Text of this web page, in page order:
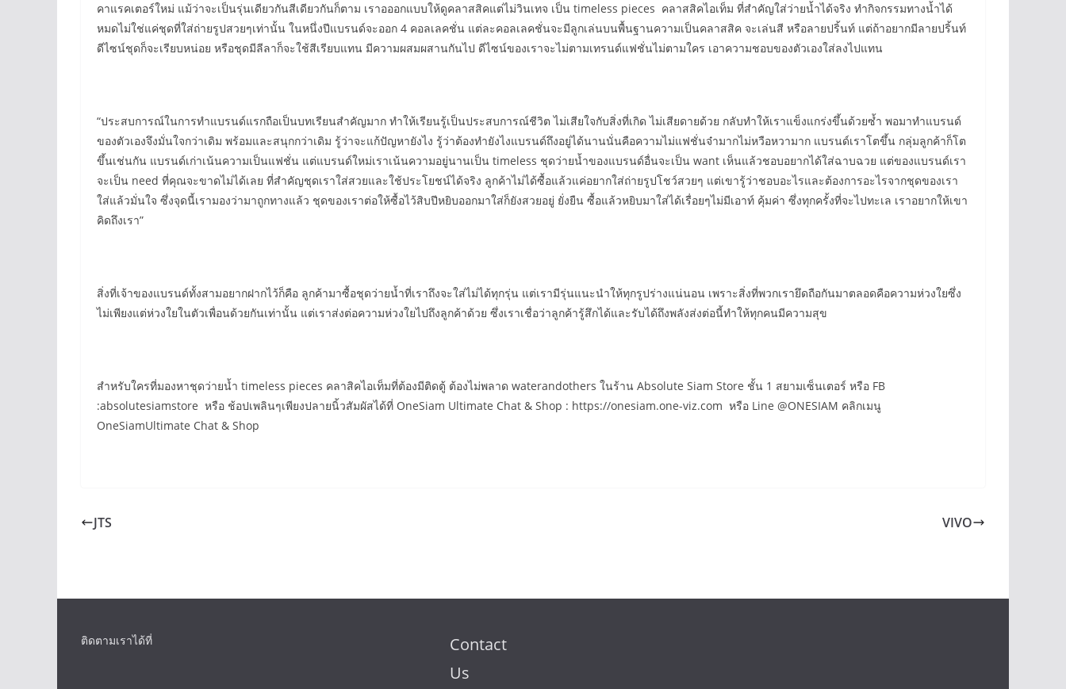
คาแรคเตอร์ใหม่ แม้ว่าจะเป็นรุ่นเดียวกันสีเดียวกันก็ตาม เราอออกแบบให้ดูคลาสสิคแต่ไม่วินเทจ เป็น timeless pieces คลาสสิคไอเท็ม ที่สำคัญใส่ว่ายน้ำได้จริง ทำกิจกรรมทางน้ำได้
หมดไม่ใช่แค่ชุดที่ใส่ถ่ายรูปสวยๆเท่านั้น ในหนึ่งปีแบรนด์จะออก 4 คอลเลคชั่น แต่ละคอลเลคชั่นจะมีลูกเล่นบนพื้นฐานความเป็นคลาสสิค จะเล่นสี หรือลายปริ้นท์ แต่ถ้าอยากมีลายปริ้นท์
ดีไซน์ชุดก็จะเรียบหน่อย หรือชุดมีลีลาก็จะใช้สีเรียบแทน มีความผสมผสานกันไป ดีไซน์ของเราจะไม่ตามเทรนด์แฟชั่นไม่ตามใคร เอาความชอบของตัวเองใส่ลงไปแทน
“ประสบการณ์ในการทำแบรนด์แรกถือเป็นบทเรียนสำคัญมาก ทำให้เรียนรู้เป็นประสบการณ์ชีวิต ไม่เสียใจกับสิ่งที่เกิด ไม่เสียดายด้วย กลับทำให้เราแข็งแกร่งขึ้นด้วยซ้ำ พอมาทำแบรนด์
ของตัวเองจึงมั่นใจกว่าเดิม พร้อมและสนุกกว่าเดิม รู้ว่าจะแก้ปัญหายังไง รู้ว่าต้องทำยังไงแบรนด์ถึงอยู่ได้นานนั่นคือความไม่แฟชั่นจ๋ามากไม่หวือหวามาก แบรนด์เราโตขึ้น กลุ่มลูกค้าก็โต
ขึ้นเช่นกัน แบรนด์เก่าเน้นความเป็นแฟชั่น แต่แบรนด์ใหม่เราเน้นความอยู่นานเป็น timeless ชุดว่ายน้ำของแบรนด์อื่นจะเป็น want เห็นแล้วชอบอยากได้ใส่ฉาบฉวย แต่ของแบรนด์เรา
จะเป็น need ที่คุณจะขาดไม่ได้เลย ที่สำคัญชุดเราใส่สวยและใช้ประโยชน์ได้จริง ลูกค้าไม่ได้ซื้อแล้วแค่อยากใส่ถ่ายรูปโชว์สวยๆ แต่เขารู้ว่าชอบอะไรและต้องการอะไรจากชุดของเรา
ใส่แล้วมั่นใจ ซึ่งจุดนี้เรามองว่ามาถูกทางแล้ว ชุดของเราต่อให้ซื้อไว้สิบปีหยิบออกมาใส่ก็ยังสวยอยู่ ยั่งยืน ซื้อแล้วหยิบมาใส่ได้เรื่อยๆไม่มีเอาท์ คุ้มค่า ซึ่งทุกครั้งที่จะไปทะเล เราอยากให้เขา
คิดถึงเรา”
สิ่งที่เจ้าของแบรนด์ทั้งสามอยากฝากไว้ก็คือ ลูกค้ามาซื้อชุดว่ายน้ำที่เราถึงจะใส่ไม่ได้ทุกรุ่น แต่เรามีรุ่นแนะนำให้ทุกรูปร่างแน่นอน เพราะสิ่งที่พวกเรายึดถือกันมาตลอดคือความห่วงใยซึ่ง
ไม่เพียงแต่ห่วงใยในตัวเพื่อนด้วยกันเท่านั้น แต่เราส่งต่อความห่วงใยไปถึงลูกค้าด้วย ซึ่งเราเชื่อว่าลูกค้ารู้สึกได้และรับได้ถึงพลังส่งต่อนี้ทำให้ทุกคนมีความสุข
สำหรับใครที่มองหาชุดว่ายน้ำ timeless pieces คลาสิคไอเท็มที่ต้องมีติดตู้ ต้องไม่พลาด waterandothers ในร้าน Absolute Siam Store ชั้น 1 สยามเซ็นเตอร์ หรือ FB
:absolutesiamstore หรือ ช้อปเพลินๆเพียงปลายนิ้วสัมผัสได้ที่ OneSiam Ultimate Chat & Shop : https://onesiam.one-viz.com หรือ Line @ONESIAM คลิกเมนู
OneSiamUltimate Chat & Shop
JTS VIVO
ติดตามเราได้ที่
Contact
Us